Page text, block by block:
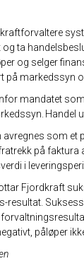
ta
og selger
på markedssyn
mandatet
Handel
avregnes som et
på faktura
i
Fjordkraft
resultat.
påløper